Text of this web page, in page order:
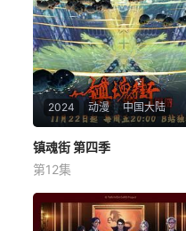
2024 动漫 中国大陆
镇魂街 第四季
郭盛
曹焱兵一行因芦花古楼的覆灭
被皇甫龙斗领导的天罡龙棋将
镇魂街 第四季
第12集